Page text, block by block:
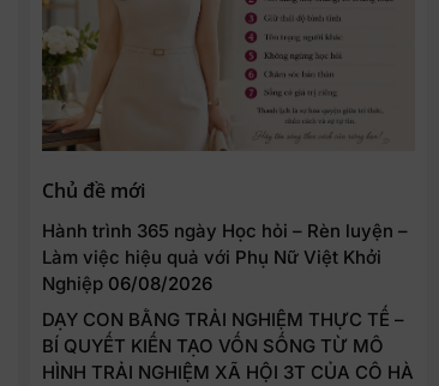
Chủ đề mới
Hành trình 365 ngày Học hỏi – Rèn luyện –
Làm việc hiệu quả với Phụ Nữ Việt Khởi
Nghiệp 06/08/2026
DẠY CON BẰNG TRẢI NGHIỆM THỰC TẾ –
BÍ QUYẾT KIẾN TẠO VỐN SỐNG TỪ MÔ
HÌNH TRẢI NGHIỆM XÃ HỘI 3T CỦA CÔ HÀ